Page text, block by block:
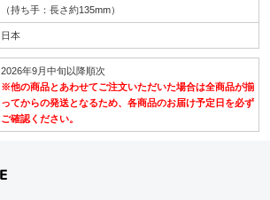
（持ち手：長さ約135mm）
日本
2026年9月中旬以降順次
※他の商品とあわせてご注文いただいた場合は全商品が揃
ってからの発送となるため、各商品のお届け予定日を必ず
ご確認ください。